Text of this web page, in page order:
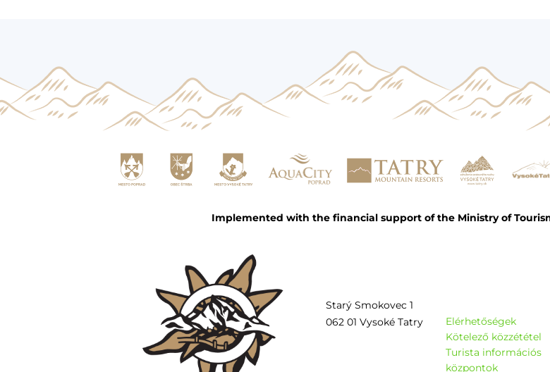
Implemented with the financial support of the Ministry of
Starý Smokovec 1
062 01 Vysoké Tatry
Elérhetőségek
Kötelező közzététel
Turista információs
központok